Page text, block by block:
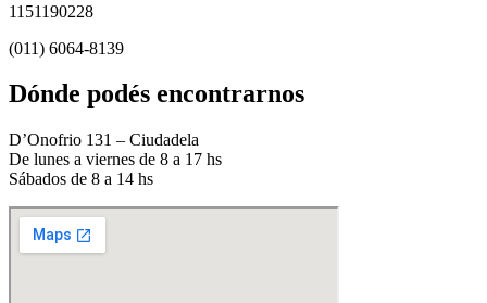
1151190228
(011) 6064-8139
Dónde podés encontrarnos
D’Onofrio 131 – Ciudadela
De lunes a viernes de 8 a 17 hs
Sábados de 8 a 14 hs